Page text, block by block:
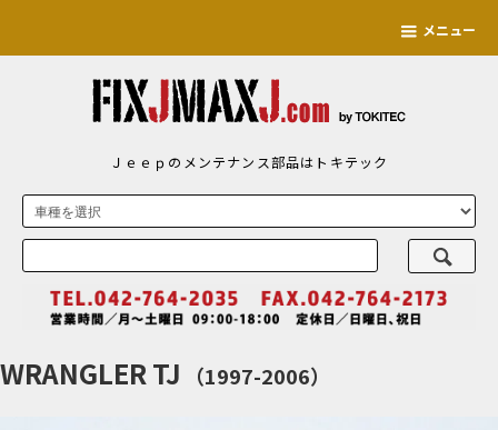
メニュー
Ｊｅｅｐのメンテナンス部品はトキテック
WRANGLER TJ （1997-2006）